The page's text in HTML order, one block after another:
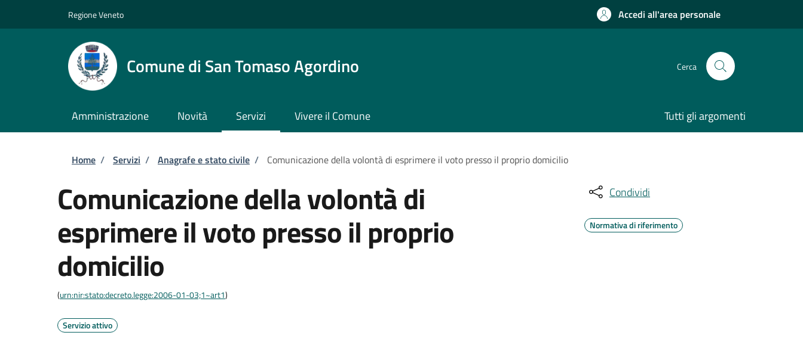
Regione Veneto Accedi all'area personale
Comune di San Tomaso Agordino Cerca
Amministrazione Novità Servizi Vivere il Comune Tutti gli argomenti
Briciole di pane
Home / Servizi / Anagrafe e stato civile / Comunicazione della volontà di esprimere il voto presso il proprio domicilio
Comunicazione della volontà di
esprimere il voto presso il proprio
domicilio
(urn:nir:stato:decreto.legge:2006-01-03;1~art1)
Servizio attivo
Condividi
Normativa di riferimento